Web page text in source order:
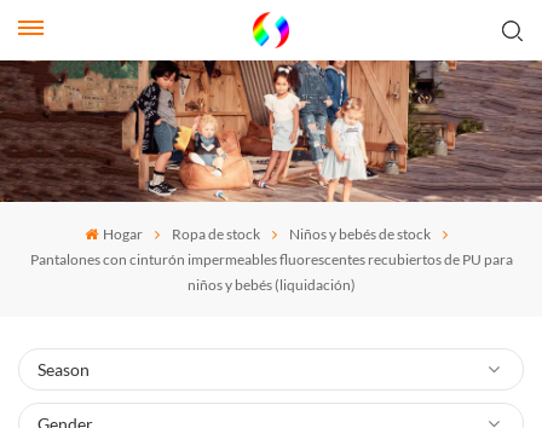
Hogar Ropa de stock
Niños y bebés de stock
Pantalones con cinturón impermeables fluorescentes recubiertos de PU para
niños y bebés (liquidación)